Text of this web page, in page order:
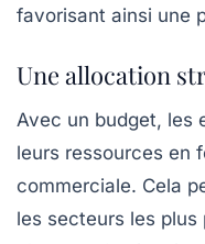
favorisant ainsi une
Une allocation
Avec un budget, les
leurs ressources en
commerciale. Cela
les secteurs les